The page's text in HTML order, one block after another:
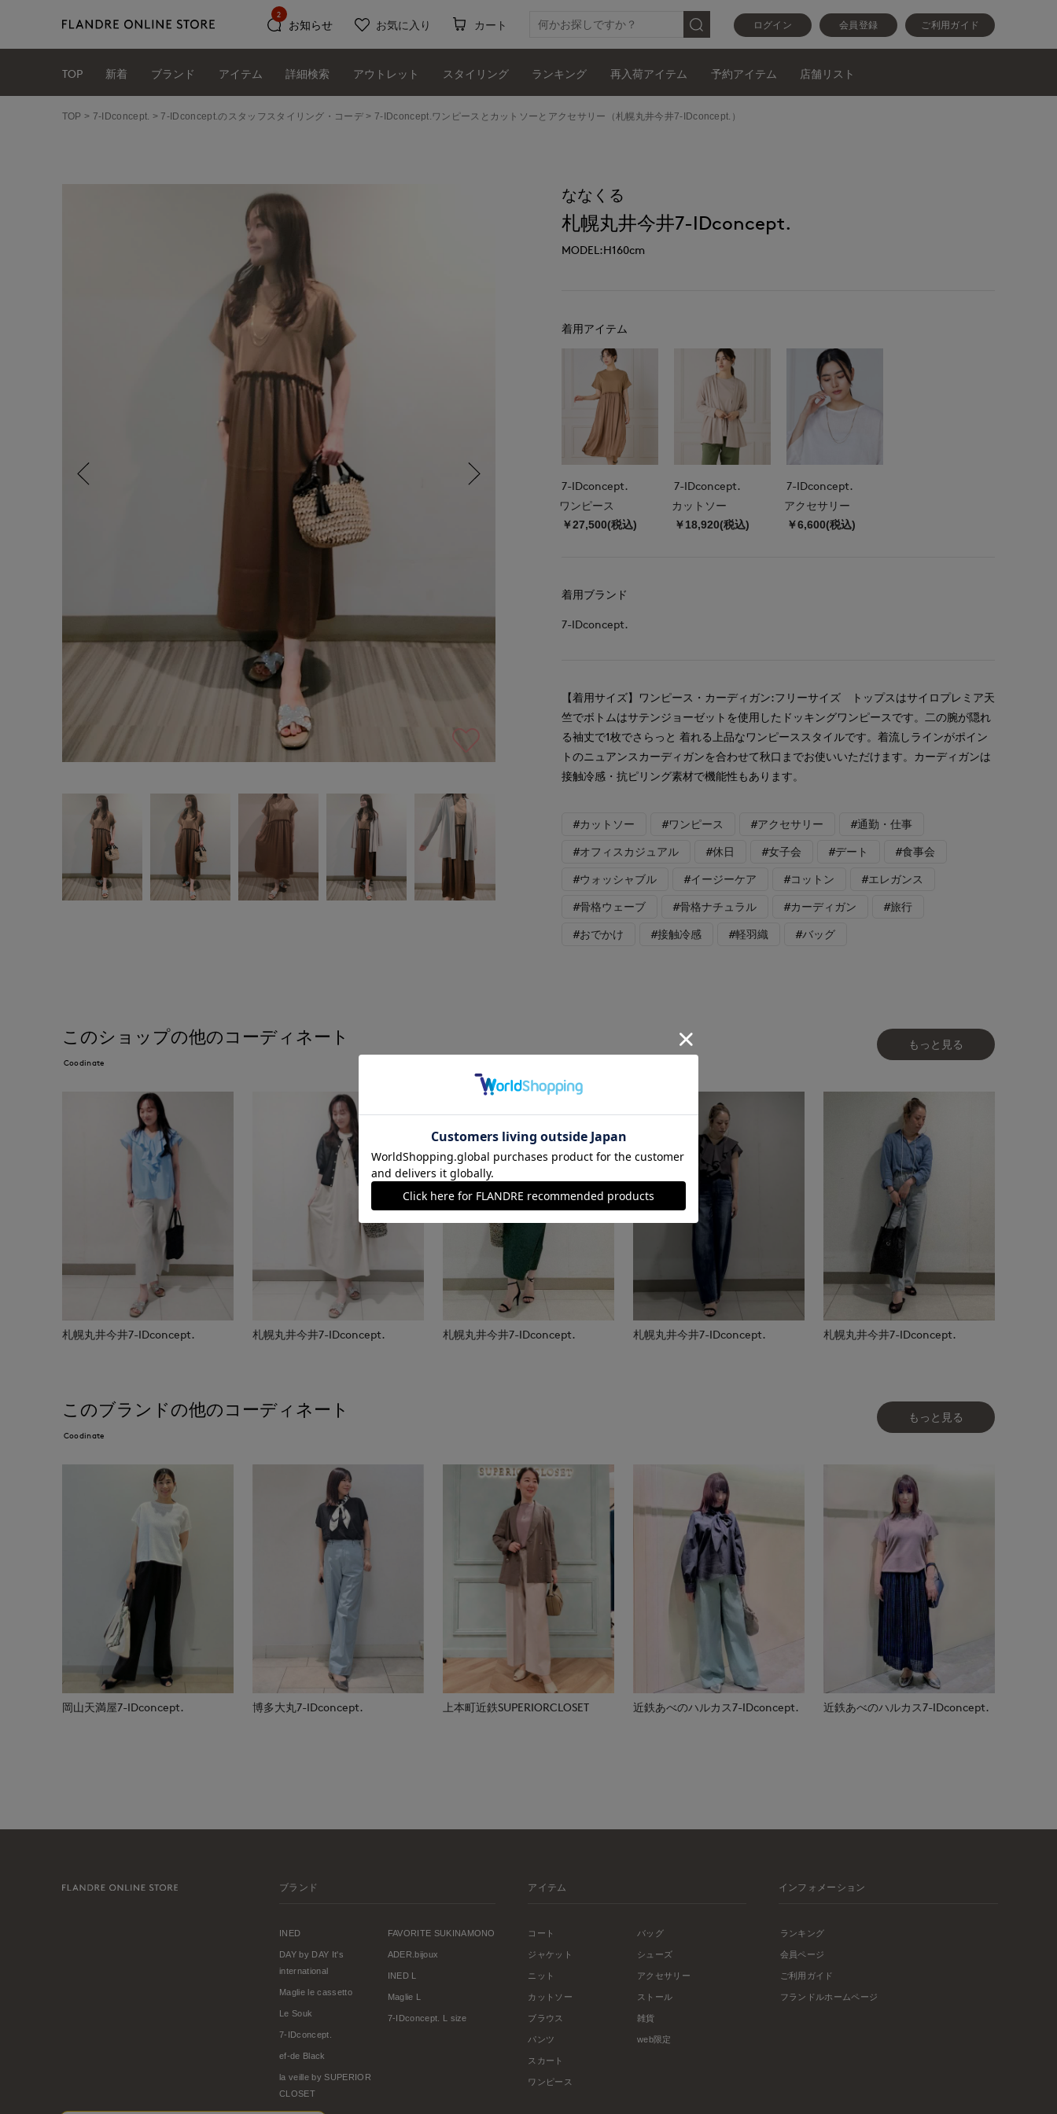
ログイン 会員登録 ご利用ガイド
お知らせ
2
お気に入り カート
TOP 新着 ブランド アイテム 詳細検索 アウトレット スタイリング ランキング 再入荷アイテム 予約アイテム 店舗リスト
TOP 7-IDconcept. 7-IDconcept.のスタッフスタイリング・コーデ 7-IDconcept.ワンピースとカットソーとアクセサリー（札幌丸井今井7-IDconcept.）
ななくる
札幌丸井今井7-IDconcept.
MODEL:H160cm
着用アイテム
7-IDconcept.
ワンピース
￥27,500(税込)
7-IDconcept.
カットソー
￥18,920(税込)
7-IDconcept.
アクセサリー
￥6,600(税込)
着用ブランド
7-IDconcept.
【着用サイズ】ワンピース・カーディガン:フリーサイズ トップスはサイロプレミア天
竺でボトムはサテンジョーゼットを使用したドッキングワンピースです。二の腕が隠れ
る袖丈で1枚でさらっと 着れる上品なワンピーススタイルです。着流しラインがポイン
トのニュアンスカーディガンを合わせて秋口までお使いいただけます。カーディガンは
接触冷感・抗ピリング素材で機能性もあります。
#カットソー #ワンピース #アクセサリー #通勤・仕事
#オフィスカジュアル #休日 #女子会 #デート #食事会
#ウォッシャブル #イージーケア #コットン #エレガンス
#骨格ウェーブ #骨格ナチュラル #カーディガン #旅行
#おでかけ #接触冷感 #軽羽織 #バッグ
このショップの他のコーディネート
Coodinate
もっと見る
札幌丸井今井7-IDconcept. 札幌丸井今井7-IDconcept. 札幌丸井今井7-IDconcept. 札幌丸井今井7-IDconcept. 札幌丸井今井7-IDconcept.
このブランドの他のコーディネート
Coodinate
もっと見る
岡山天満屋7-IDconcept. 博多大丸7-IDconcept. 上本町近鉄SUPERIORCLOSET 近鉄あべのハルカス7-IDconcept. 近鉄あべのハルカス7-IDconcept.
ブランド
INED
DAY by DAY It's
international
Maglie le cassetto
Le Souk
7-IDconcept.
ef-de Black
la veille by SUPERIOR
CLOSET
FAVORITE SUKINAMONO
ADER.bijoux
INED L
Maglie L
7-IDconcept. L size
アイテム
コート
ジャケット
ニット
カットソー
ブラウス
パンツ
スカート
ワンピース
バッグ
シューズ
アクセサリー
ストール
雑貨
web限定
インフォメーション
ランキング
会員ページ
ご利用ガイド
フランドルホームページ